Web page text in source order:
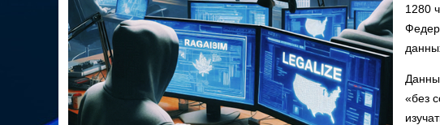
1280
«без